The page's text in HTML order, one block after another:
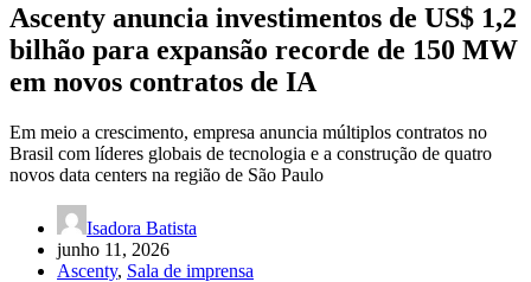
Ascenty anuncia investimentos de US$ 1,2
bilhão para expansão recorde de 150 MW
em novos contratos de IA
Em meio a crescimento, empresa anuncia múltiplos contratos no
Brasil com líderes globais de tecnologia e a construção de quatro
novos data centers na região de São Paulo
Isadora Batista
junho 11, 2026
Ascenty, Sala de imprensa